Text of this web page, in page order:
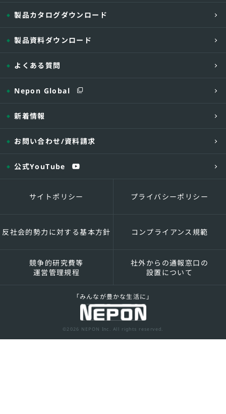
製品カタログダウンロード
製品資料ダウンロード
よくある質問
Nepon Global
新着情報
お問い合わせ/資料請求
公式YouTube
サイトポリシー プライバシーポリシー
反社会的勢力に対する基本方針 コンプライアンス規範
競争的研究費等
運営管理規程
社外からの通報窓口の
設置について
「みんなが豊かな生活に」
©2026 NEPON Inc. All rights reserved.